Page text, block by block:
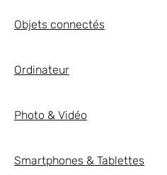
Objets connectés
Ordinateur
Photo & Vidéo
Smartphones & Tablettes